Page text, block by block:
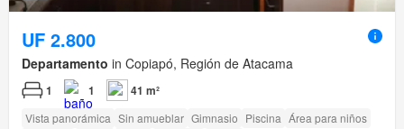
UF 2.800
Departamento in Copiapó, Región de Atacama
1 1 41 m²
Vista panorámica Sin amueblar Gimnasio Piscina Área para niños